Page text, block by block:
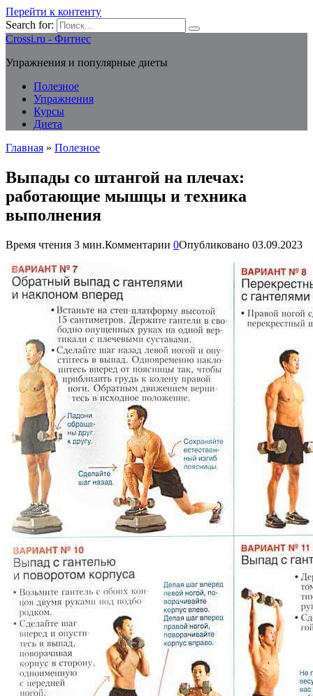
Перейти к контенту
Search for:
Crossi.ru - Фитнес
Упражнения и популярные диеты
Полезное
Упражнения
Курсы
Диета
Главная » Полезное
Выпады со штангой на плечах:
работающие мышцы и техника
выполнения
Время чтения 3 мин.Комментарии 0Опубликовано 03.09.2023